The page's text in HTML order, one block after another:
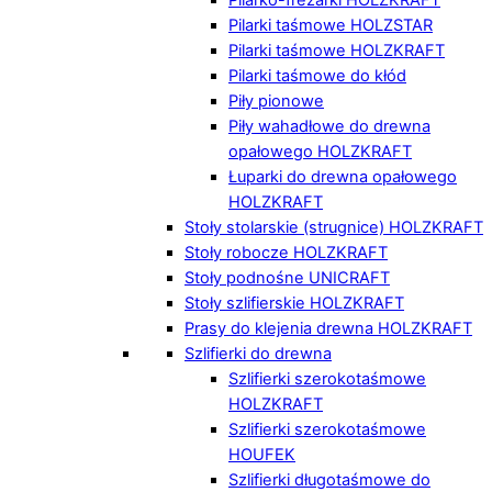
Pilarki taśmowe HOLZSTAR
Pilarki taśmowe HOLZKRAFT
Pilarki taśmowe do kłód
Piły pionowe
Piły wahadłowe do drewna
opałowego HOLZKRAFT
Łuparki do drewna opałowego
HOLZKRAFT
Stoły stolarskie (strugnice) HOLZKRAFT
Stoły robocze HOLZKRAFT
Stoły podnośne UNICRAFT
Stoły szlifierskie HOLZKRAFT
Prasy do klejenia drewna HOLZKRAFT
Szlifierki do drewna
Szlifierki szerokotaśmowe
HOLZKRAFT
Szlifierki szerokotaśmowe
HOUFEK
Szlifierki długotaśmowe do